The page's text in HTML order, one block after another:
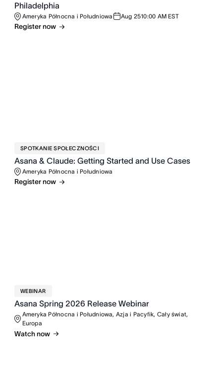
Philadelphia
Ameryka Północna i Południowa Aug 2510:00 AM EST
Register now
SPOTKANIE SPOŁECZNOŚCI
Asana & Claude: Getting Started and Use Cases
Ameryka Północna i Południowa
Register now
WEBINAR
Asana Spring 2026 Release Webinar
Ameryka Północna i Południowa, Azja i Pacyfik, Cały świat,
Europa
Watch now